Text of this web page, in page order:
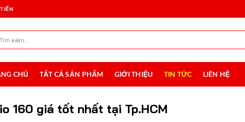
CHỦ TẤT CẢ SẢN PHẨM GIỚI THIỆU TIN TỨC LIÊN HỆ
160 giá tốt nhất tại Tp.HCM